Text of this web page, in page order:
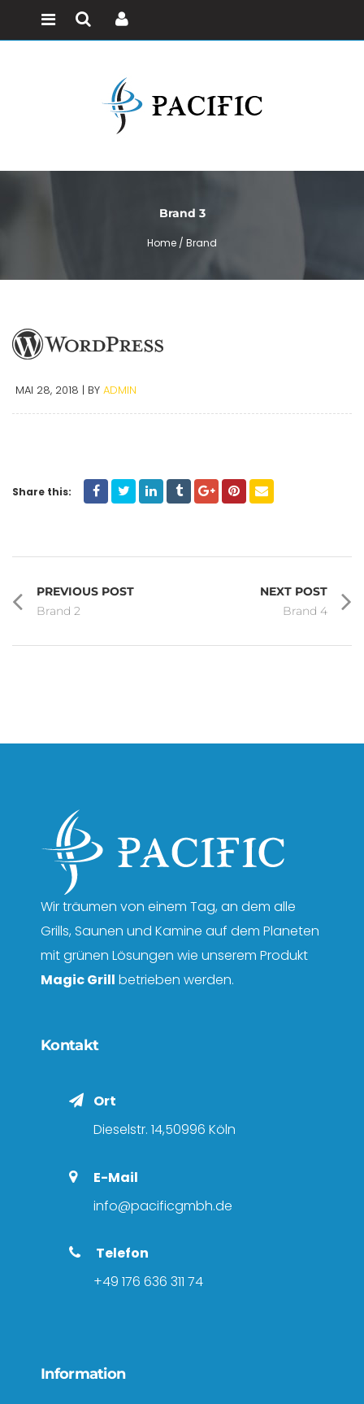
Brand 3
Home / Brand
MAI 28, 2018 BY ADMIN
Share this:
PREVIOUS POST
Brand 2
NEXT POST
Brand 4
Wir träumen von einem Tag, an dem alle
Grills, Saunen und Kamine auf dem Planeten
mit grünen Lösungen wie unserem Produkt
Magic Grill betrieben werden.
Kontakt
Ort
Dieselstr. 14,50996 Köln
E-Mail
info@pacificgmbh.de
Telefon
+49 176 636 311 74
Information